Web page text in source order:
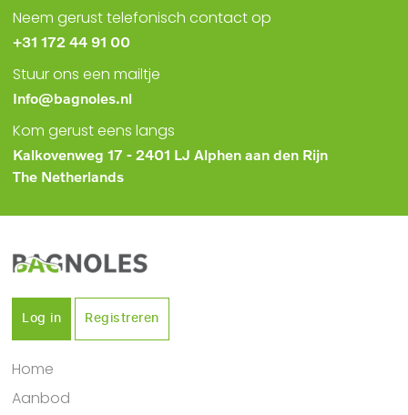
Neem gerust telefonisch contact op
+31 172 44 91 00
Stuur ons een mailtje
Info@bagnoles.nl
Kom gerust eens langs
Kalkovenweg 17 - 2401 LJ Alphen aan den Rijn
The Netherlands
Log in Registreren
Home
Aanbod